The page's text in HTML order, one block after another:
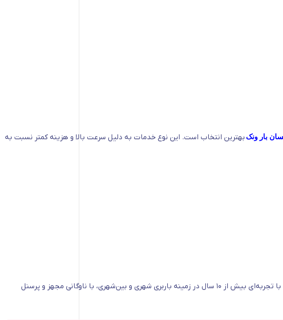
بار ونک بهترین انتخاب است. این نوع خدمات به دلیل سرعت بالا و هزینه کمتر نسبت به
یکی از معتبرترین شرکت‌های حمل بار در تهران است که خدمات گسترده‌ای در منطقه ونک ارائه می‌دهد. این شرکت با تجربه‌ای بیش از ۱۰ سال در زمینه باربری شهری و بین‌شهری، با ناوگانی مجهز و پرسنل